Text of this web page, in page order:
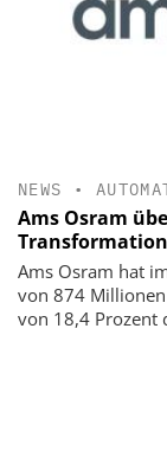
NEWS •
Ams Osram
Ams Osram hat
von 874
von 18,4 Prozent